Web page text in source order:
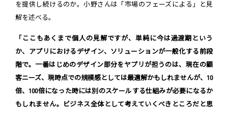
を提供し続けるのか。小野さんは「市場のフェーズによる」と見
解を述べる。
「ここもあくまで個人の見解ですが、単純に今は過渡期という
か、アプリにおけるデザイン、ソリューションが一般化する前段
階で。一番はじめのデザイン部分をヤプリが担うのは、現在の顧
客ニーズ、現時点での規模感としては最適解かもしれませんが、10
倍、100倍になった時には別のスケールする仕組みが必要になるか
もしれません。ビジネス全体として考えていくべきところだと思